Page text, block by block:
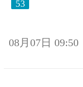
53
08月07日 09:50